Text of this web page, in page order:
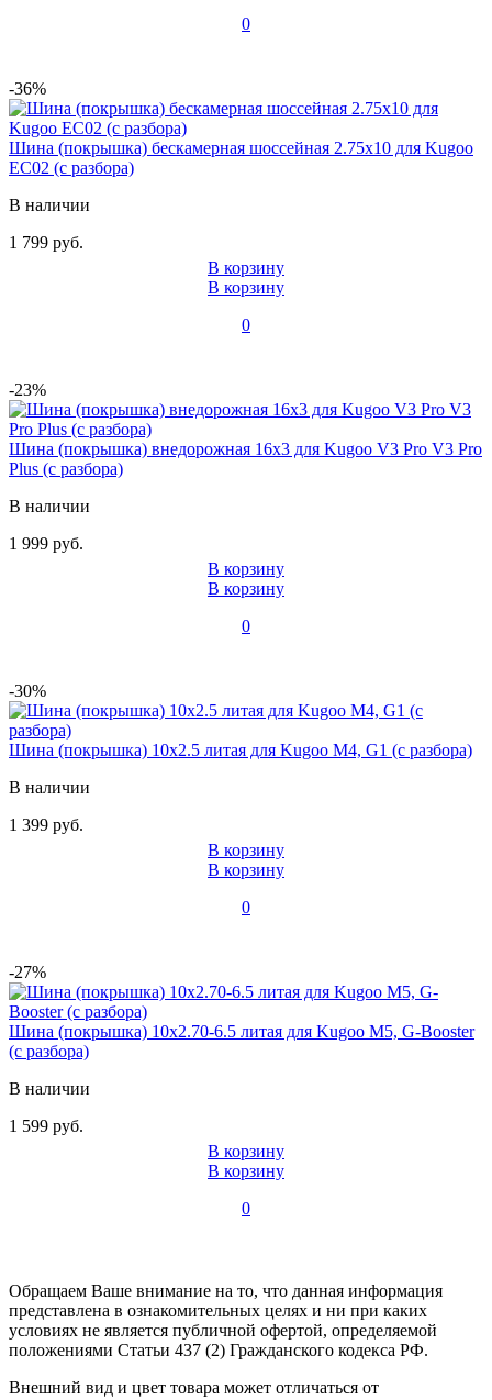
0
-36%
Шина (покрышка) бескамерная шоссейная 2.75x10 для Kugoo
EC02 (с разбора)
В наличии
1 799 руб.
В корзину
В корзину
0
-23%
Шина (покрышка) внедорожная 16x3 для Kugoo V3 Pro V3 Pro
Plus (с разбора)
В наличии
1 999 руб.
В корзину
В корзину
0
-30%
Шина (покрышка) 10x2.5 литая для Kugoo M4, G1 (с разбора)
В наличии
1 399 руб.
В корзину
В корзину
0
-27%
Шина (покрышка) 10x2.70-6.5 литая для Kugoo M5, G-Booster
(с разбора)
В наличии
1 599 руб.
В корзину
В корзину
0
Обращаем Ваше внимание на то, что данная информация
представлена в ознакомительных целях и ни при каких
условиях не является публичной офертой, определяемой
положениями Статьи 437 (2) Гражданского кодекса РФ.
Внешний вид и цвет товара может отличаться от